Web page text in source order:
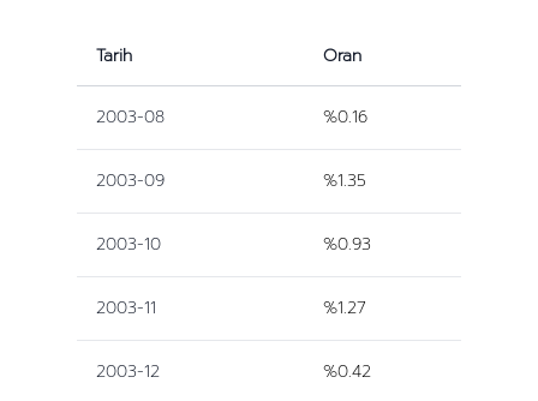
Tarih Oran
2003-08 %0.16
2003-09 %1.35
2003-10 %0.93
2003-11 %1.27
2003-12 %0.42